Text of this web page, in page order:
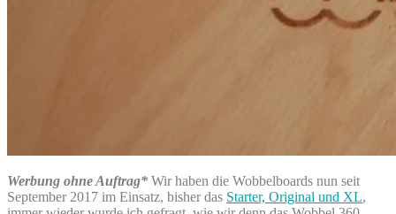
Werbung ohne Auftrag* Wir haben die Wobbelboards nun seit
September 2017 im Einsatz, bisher das Starter, Original und XL,